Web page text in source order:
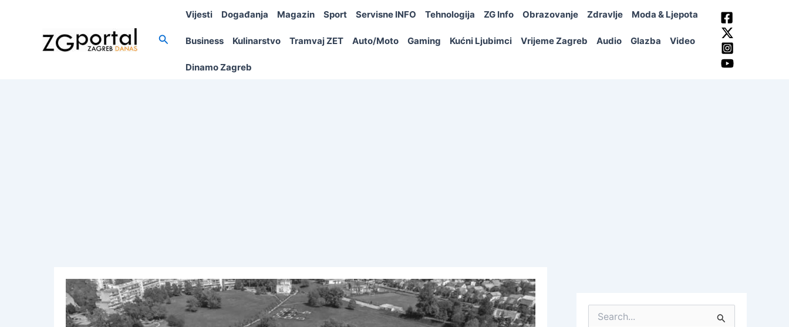
Search
Vijesti Događanja Magazin Sport Servisne INFO Tehnologija ZG Info Obrazovanje Zdravlje Moda & Ljepota
Business Kulinarstvo Tramvaj ZET Auto/Moto Gaming Kućni Ljubimci Vrijeme Zagreb Audio Glazba Video
Dinamo Zagreb